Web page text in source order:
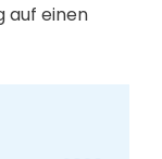
auf einen